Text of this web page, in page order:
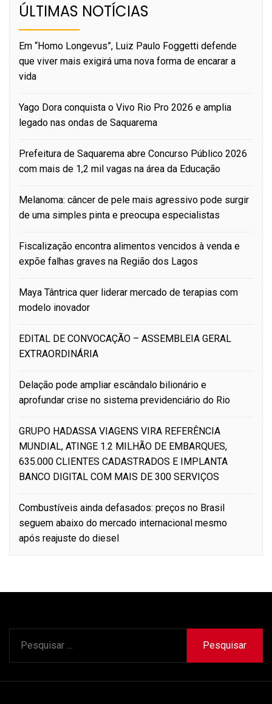
ÚLTIMAS NOTÍCIAS
Em “Homo Longevus”, Luiz Paulo Foggetti defende
que viver mais exigirá uma nova forma de encarar a
vida
Yago Dora conquista o Vivo Rio Pro 2026 e amplia
legado nas ondas de Saquarema
Prefeitura de Saquarema abre Concurso Público 2026
com mais de 1,2 mil vagas na área da Educação
Melanoma: câncer de pele mais agressivo pode surgir
de uma simples pinta e preocupa especialistas
Fiscalização encontra alimentos vencidos à venda e
expõe falhas graves na Região dos Lagos
Maya Tântrica quer liderar mercado de terapias com
modelo inovador
EDITAL DE CONVOCAÇÃO – ASSEMBLEIA GERAL
EXTRAORDINÁRIA
Delação pode ampliar escândalo bilionário e
aprofundar crise no sistema previdenciário do Rio
GRUPO HADASSA VIAGENS VIRA REFERÊNCIA
MUNDIAL, ATINGE 1.2 MILHÃO DE EMBARQUES,
635.000 CLIENTES CADASTRADOS E IMPLANTA
BANCO DIGITAL COM MAIS DE 300 SERVIÇOS
Combustíveis ainda defasados: preços no Brasil
seguem abaixo do mercado internacional mesmo
após reajuste do diesel
por: